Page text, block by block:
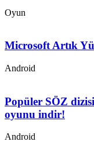
Oyun
Microsoft Artık
Android
Popüler SÖZ
oyunu indir!
Android